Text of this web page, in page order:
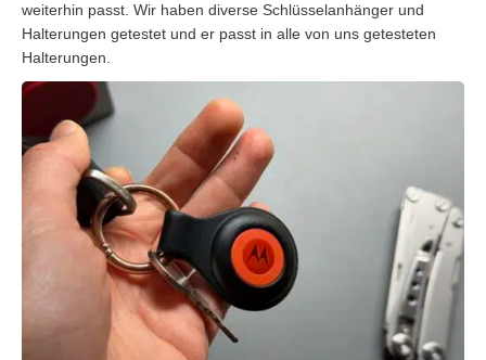
weiterhin passt. Wir haben diverse Schlüsselanhänger und
Halterungen getestet und er passt in alle von uns getesteten
Halterungen.